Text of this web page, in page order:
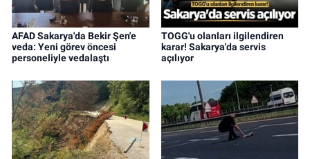
AFAD Sakarya'da Bekir Şen'e
veda: Yeni görev öncesi
personeliyle vedalaştı
TOGG'u olanları ilgilendiren
karar! Sakarya'da servis
açılıyor